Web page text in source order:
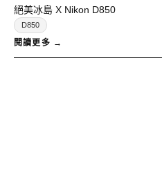
絕美冰島 X Nikon D850
D850